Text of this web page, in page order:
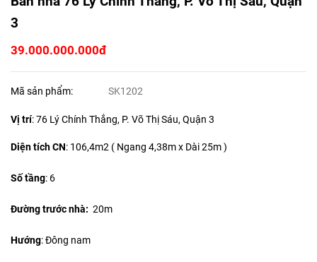
3
39.000.000.000đ
Mã sản phẩm: SK1202
Vị trí: 76 Lý Chính Thắng, P. Võ Thị Sáu, Quận 3
Diện tích CN: 106,4m2 ( Ngang 4,38m x Dài 25m )
Số tầng: 6
Đường trước nhà: 20m
Hướng: Đông nam